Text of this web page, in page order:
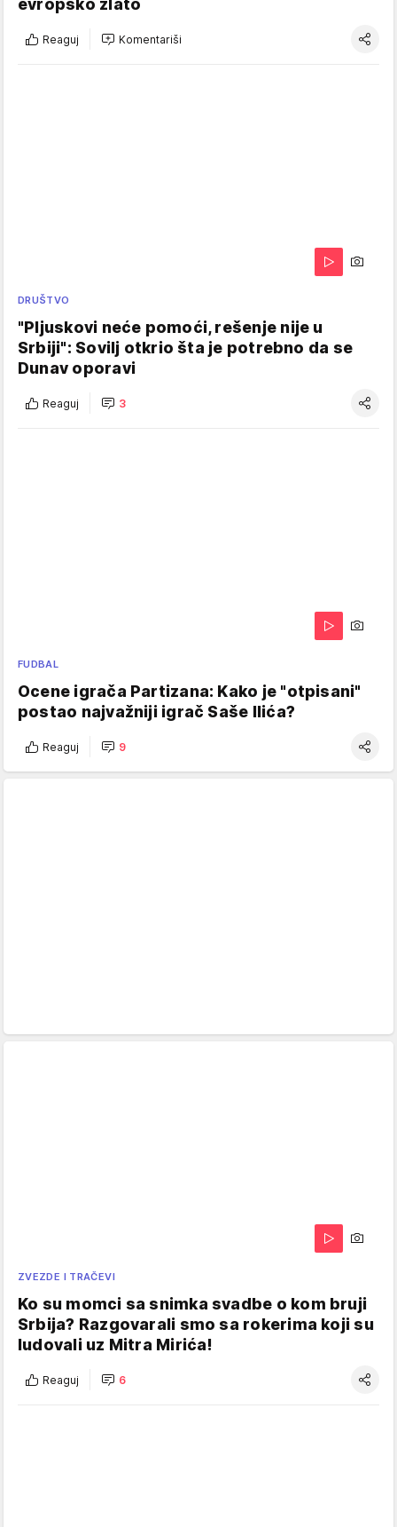
evropsko zlato
Reaguj Komentariši
DRUŠTVO
"Pljuskovi neće pomoći, rešenje nije u
Srbiji": Sovilj otkrio šta je potrebno da se
Dunav oporavi
Reaguj 3
FUDBAL
Ocene igrača Partizana: Kako je "otpisani"
postao najvažniji igrač Saše Ilića?
Reaguj 9
ZVEZDE I TRAČEVI
Ko su momci sa snimka svadbe o kom bruji
Srbija? Razgovarali smo sa rokerima koji su
ludovali uz Mitra Mirića!
Reaguj 6